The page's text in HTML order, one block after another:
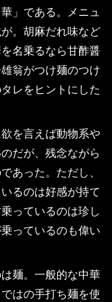
」である。メニュ
。胡麻だれ味など
名乗るなら甘酢醤
翁がつけ麺のつけ
レをヒントにした
を言えば動物系や
だが、残念ながら
あった。ただし、
るのは好感が持て
っているのは珍し
っているのも偉い
麺。一般的な中華
はの手打ち麺を使